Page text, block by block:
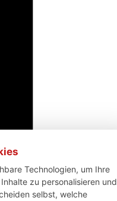
Technologien, um Ihre
zu personalisieren und
selbst, welche